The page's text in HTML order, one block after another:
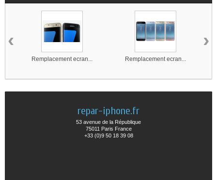
Remplacement ecran... Remplacement ecran...
‹ ›
repar-iphone.fr
53 avenue de la République
75011 Paris France
+33 (0)9 50 18 39 08